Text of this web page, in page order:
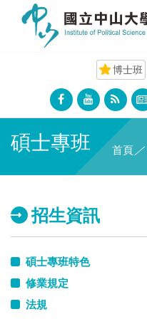
博士班
碩士專班 首頁 ／
招生資訊
碩士專班特色
修業規定
法規